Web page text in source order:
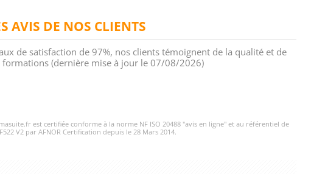
AVIS DE NOS CLIENTS
de satisfaction de 97%, nos clients témoignent de la qualité et de
formations (dernière mise à jour le 07/08/2026)
est certifiée conforme à la norme NF ISO 20488 "avis en ligne" et au référentiel de
V2 par AFNOR Certification depuis le 28 Mars 2014.